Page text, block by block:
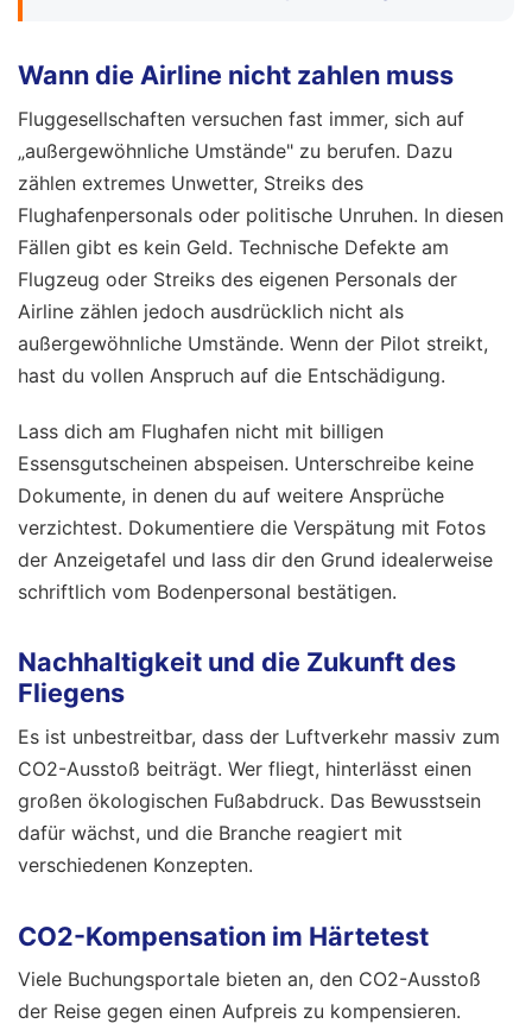
Wann die Airline nicht zahlen muss
Fluggesellschaften versuchen fast immer, sich auf
„außergewöhnliche Umstände" zu berufen. Dazu
zählen extremes Unwetter, Streiks des
Flughafenpersonals oder politische Unruhen. In diesen
Fällen gibt es kein Geld. Technische Defekte am
Flugzeug oder Streiks des eigenen Personals der
Airline zählen jedoch ausdrücklich nicht als
außergewöhnliche Umstände. Wenn der Pilot streikt,
hast du vollen Anspruch auf die Entschädigung.
Lass dich am Flughafen nicht mit billigen
Essensgutscheinen abspeisen. Unterschreibe keine
Dokumente, in denen du auf weitere Ansprüche
verzichtest. Dokumentiere die Verspätung mit Fotos
der Anzeigetafel und lass dir den Grund idealerweise
schriftlich vom Bodenpersonal bestätigen.
Nachhaltigkeit und die Zukunft des
Fliegens
Es ist unbestreitbar, dass der Luftverkehr massiv zum
CO2-Ausstoß beiträgt. Wer fliegt, hinterlässt einen
großen ökologischen Fußabdruck. Das Bewusstsein
dafür wächst, und die Branche reagiert mit
verschiedenen Konzepten.
CO2-Kompensation im Härtetest
Viele Buchungsportale bieten an, den CO2-Ausstoß
der Reise gegen einen Aufpreis zu kompensieren.